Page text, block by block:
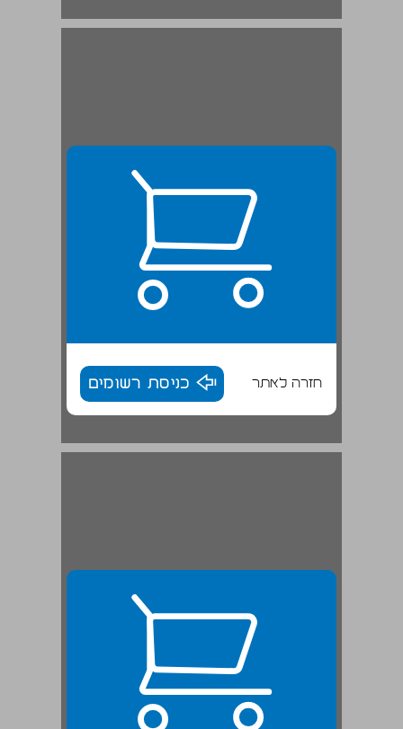
ב. מקום חדש, חיים אחרים ... 18
חזרה לאתר כניסת רשומים
ג. נעורים בחיפה: התגבשות המשפחה ... 19